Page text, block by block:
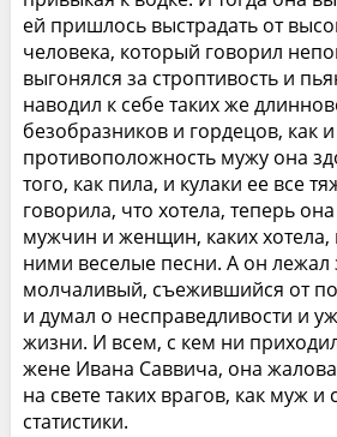
ей пришлось выстрадать от
человека, который говорил
выгонялся за строптивость и
наводил к себе таких же
безобразников и гордецов, как
противоположность мужу она
того, как пила, и кулаки ее все
говорила, что хотела, теперь
мужчин и женщин, каких хотела,
ними веселые песни. А он лежал
молчаливый, съежившийся от
и думал о несправедливости и
жизни. И всем, с кем ни
жене Ивана Саввича, она
на свете таких врагов, как муж
статистики.